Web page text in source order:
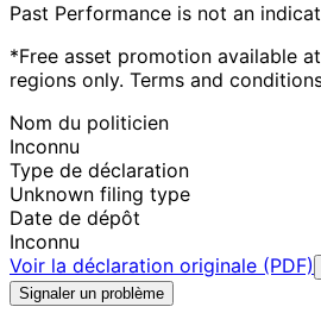
Past Performance is not an
*Free asset promotion available
regions only. Terms and
Nom du politicien
Inconnu
Type de déclaration
Unknown filing type
Date de dépôt
Inconnu
Voir la déclaration originale (PDF)
Signaler un problème